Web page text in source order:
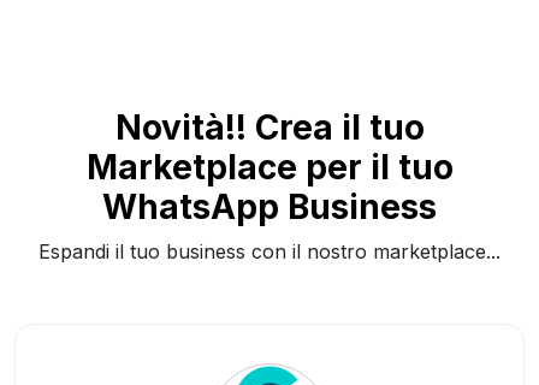
Novità!! Crea il tuo
Marketplace per il tuo
WhatsApp Business
Espandi il tuo business con il nostro marketplace...